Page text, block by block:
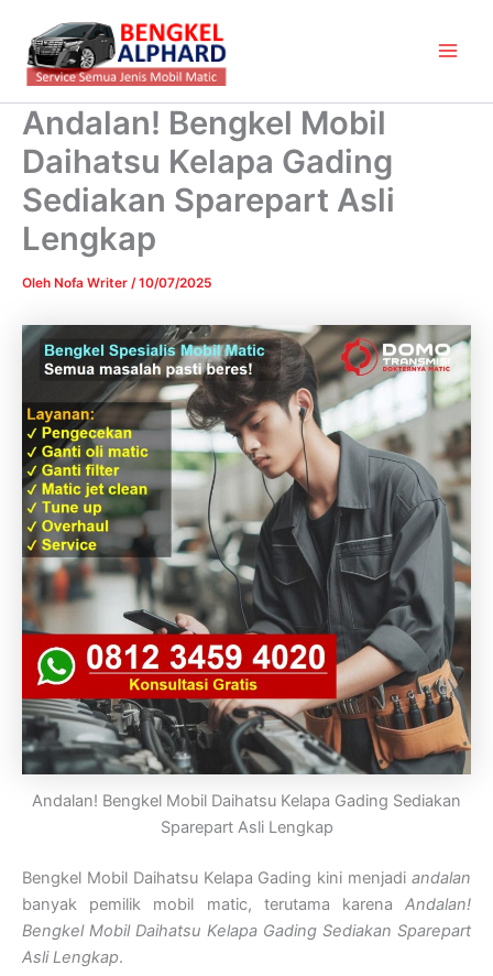
konten
Andalan! Bengkel Mobil
Daihatsu Kelapa Gading
Sediakan Sparepart Asli
Lengkap
Oleh Nofa Writer /10/07/2025
Andalan! Bengkel Mobil Daihatsu Kelapa Gading Sediakan
Sparepart Asli Lengkap
Bengkel Mobil Daihatsu Kelapa Gading kini menjadi andalan
banyak pemilik mobil matic, terutama karena Andalan!
Bengkel Mobil Daihatsu Kelapa Gading Sediakan Sparepart
Asli Lengkap.